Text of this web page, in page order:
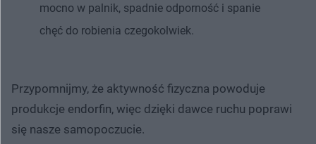
mocno w palnik, spadnie odporność i spanie
chęć do robienia czegokolwiek.
Przypomnijmy, że aktywność fizyczna powoduje
produkcje endorfin, więc dzięki dawce ruchu poprawi
się nasze samopoczucie.